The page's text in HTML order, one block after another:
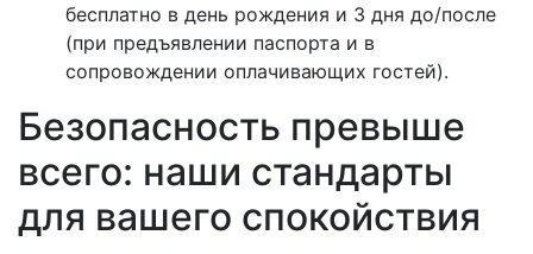
бесплатно в день рождения и 3 дня до/после
(при предъявлении паспорта и в
сопровождении оплачивающих гостей).
Безопасность превыше
всего: наши стандарты
для вашего спокойствия